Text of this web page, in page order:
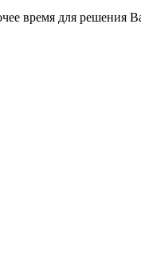
время для решения